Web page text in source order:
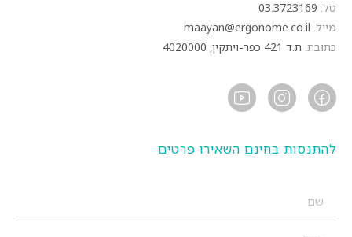
טל. 03.3723169
מייל. maayan@ergonome.co.il
כתובת. ת.ד 421 כפר-ויתקין, 4020000
להתנסות בחינם השאירו פרטים